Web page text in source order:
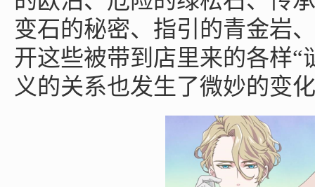
变石的秘密、指引的青金
开这些被带到店里来的各样“
义的关系也发生了微妙的变